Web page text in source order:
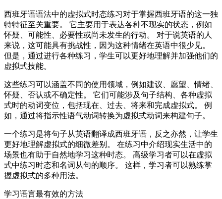
西班牙语语法中的虚拟式时态练习对于掌握西班牙语的这一独
特特征至关重要。 它主要用于表达各种不现实的状态，例如
怀疑、可能性、必要性或尚未发生的行动。 对于说英语的人
来说，这可能具有挑战性，因为这种情绪在英语中很少见。
但是，通过进行各种练习，学生可以更好地理解并加强他们的
虚拟式技能。
这些练习可以涵盖不同的使用领域，例如建议、愿望、情绪、
怀疑、否认或不确定性。 它们可能涉及句子结构、各种虚拟
式时的动词变位，包括现在、过去、将来和完成虚拟式。 例
如，通过将指示性语气动词转换为虚拟式动词来构建句子。
一个练习是将句子从英语翻译成西班牙语，反之亦然，让学生
更好地理解虚拟式的细微差别。 在练习中介绍现实生活中的
场景也有助于自然地学习这种时态。 高级学习者可以在虚拟
式中练习时态和名词从句的顺序。 这样，学习者可以熟练掌
握虚拟式的多种用法。
学习语言最有效的方法